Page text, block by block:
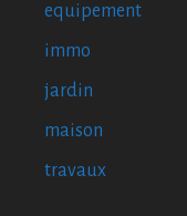
equipement
immo
jardin
maison
travaux